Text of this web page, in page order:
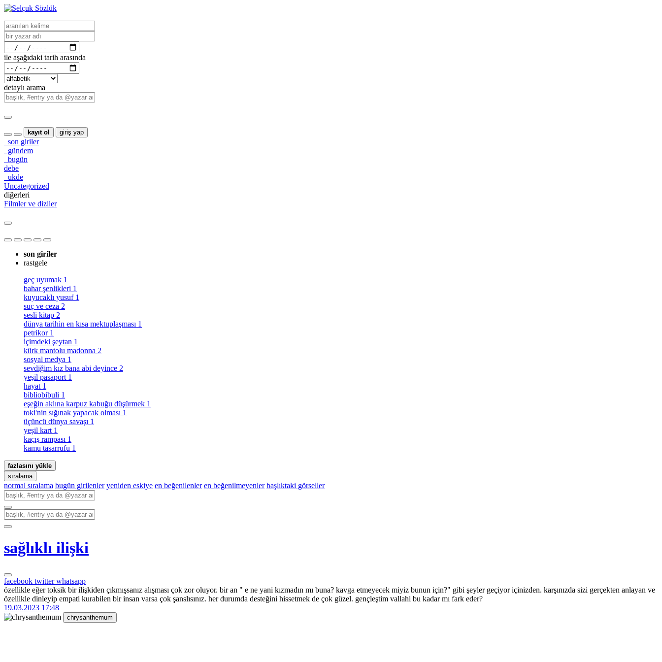
ile aşağıdaki tarih arasında
detaylı arama
kayıt ol giriş yap
son giriler
gündem
bugün
debe
ukde
Uncategorized
diğerleri
Filmler ve diziler
son giriler
rastgele
geç uyumak 1
bahar şenlikleri 1
kuyucaklı yusuf 1
suç ve ceza 2
sesli kitap 2
dünya tarihin en kısa mektuplaşması 1
petrikor 1
i̇çimdeki şeytan 1
kürk mantolu madonna 2
sosyal medya 1
sevdiğim kız bana abi deyince 2
yeşil pasaport 1
hayat 1
bibliobibuli 1
eşeğin aklına karpuz kabuğu düşürmek 1
toki̇'nin sığınak yapacak olması 1
üçüncü dünya savaşı 1
yeşil kart 1
kaçış rampası 1
kamu tasarrufu 1
fazlasını yükle
sıralama
normal sıralama bugün girilenler yeniden eskiye en beğenilenler en beğenilmeyenler başlıktaki görseller
sağlıklı ilişki
facebook twitterwhatsapp
özellikle eğer toksik bir ilişkiden çıkmışsanız alışması çok zor oluyor. bir an " e ne yani kızmadın mı buna? kavga etmeyecek miyiz bunun için?" gibi şeyler geçiyor içinizden. karşınızda sizi gerçekten anlayan ve
özellikle dinleyip empati kurabilen bir insan varsa çok şanslısınız. her durumda desteğini hissetmek de çok güzel. gençleştim vallahi bu kadar mı fark eder?
19.03.2023 17:48
chrysanthemum